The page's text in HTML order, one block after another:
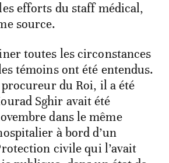
efforts du staff médical,
source.
toutes les circonstances
témoins ont été entendus.
du Roi, il a été
Sghir avait été
dans le même
à bord d’un
civile qui l’avait